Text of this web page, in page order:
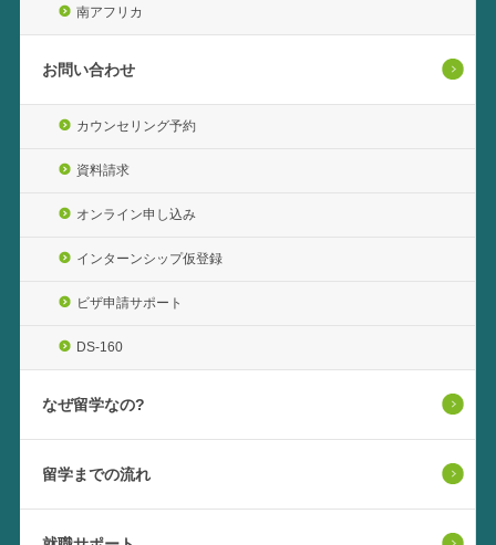
南アフリカ
お問い合わせ
カウンセリング予約
資料請求
オンライン申し込み
インターンシップ仮登録
ビザ申請サポート
DS-160
なぜ留学なの?
留学までの流れ